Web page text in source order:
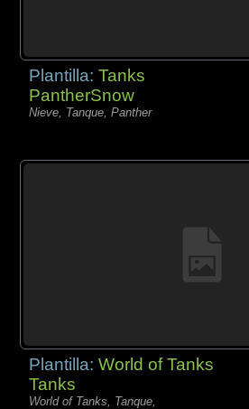
Plantilla:Tanks
PantherSnow
Nieve, Tanque, Panther
Plantilla:World of Tanks
Tanks
World of Tanks, Tanque,